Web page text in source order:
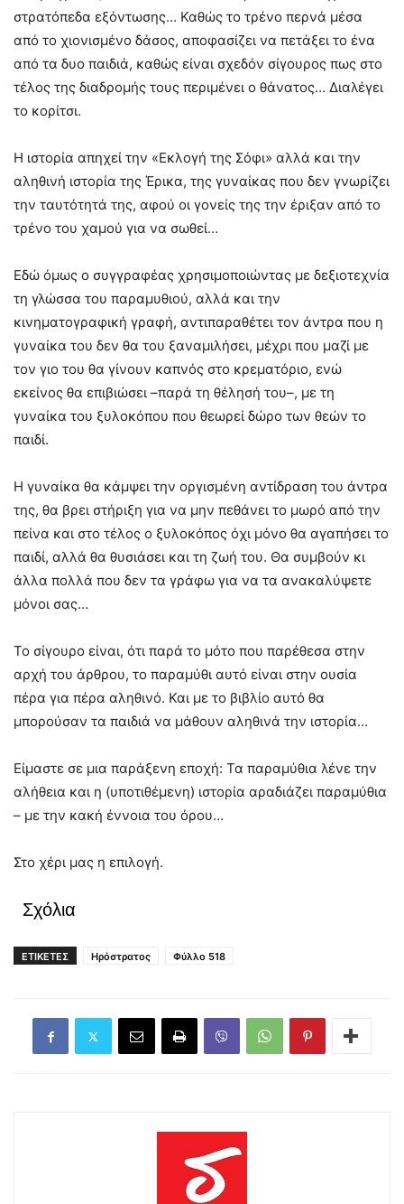
στρατόπεδα εξόντωσης… Καθώς το τρένο περνά μέσα
από το χιονισμένο δάσος, αποφασίζει να πετάξει το ένα
από τα δυο παιδιά, καθώς είναι σχεδόν σίγουρος πως στο
τέλος της διαδρομής τους περιμένει ο θάνατος… Διαλέγει
το κορίτσι.
Η ιστορία απηχεί την «Εκλογή της Σόφι» αλλά και την
αληθινή ιστορία της Έρικα, της γυναίκας που δεν γνωρίζει
την ταυτότητά της, αφού οι γονείς της την έριξαν από το
τρένο του χαμού για να σωθεί…
Εδώ όμως ο συγγραφέας χρησιμοποιώντας με δεξιοτεχνία
τη γλώσσα του παραμυθιού, αλλά και την
κινηματογραφική γραφή, αντιπαραθέτει τον άντρα που η
γυναίκα του δεν θα του ξαναμιλήσει, μέχρι που μαζί με
τον γιο του θα γίνουν καπνός στο κρεματόριο, ενώ
εκείνος θα επιβιώσει –παρά τη θέλησή του–, με τη
γυναίκα του ξυλοκόπου που θεωρεί δώρο των θεών το
παιδί.
Η γυναίκα θα κάμψει την οργισμένη αντίδραση του άντρα
της, θα βρει στήριξη για να μην πεθάνει το μωρό από την
πείνα και στο τέλος ο ξυλοκόπος όχι μόνο θα αγαπήσει το
παιδί, αλλά θα θυσιάσει και τη ζωή του. Θα συμβούν κι
άλλα πολλά που δεν τα γράφω για να τα ανακαλύψετε
μόνοι σας…
Το σίγουρο είναι, ότι παρά το μότο που παρέθεσα στην
αρχή του άρθρου, το παραμύθι αυτό είναι στην ουσία
πέρα για πέρα αληθινό. Και με το βιβλίο αυτό θα
μπορούσαν τα παιδιά να μάθουν αληθινά την ιστορία…
Είμαστε σε μια παράξενη εποχή: Τα παραμύθια λένε την
αλήθεια και η (υποτιθέμενη) ιστορία αραδιάζει παραμύθια
– με την κακή έννοια του όρου…
Στο χέρι μας η επιλογή.
Σχόλια
ΕΤΙΚΕΤΕΣ Ηρόστρατος Φύλλο 518